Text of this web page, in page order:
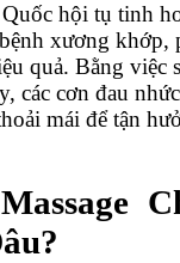
Quốc hội tụ tinh
xương khớp,
quả. Bằng việc
các cơn đau
mái để tận